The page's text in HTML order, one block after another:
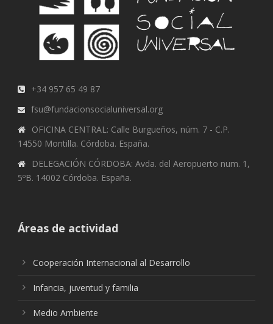
+34 957 65 49 87
fsu@fundacionsocialuniversal.org
OFICINA CENTRAL: Calle Burgueños, núm. 7 - C.P.
14550 Montilla. Córdoba. España.
DELEGACIÓN CÓRDOBA: Avda. del Aeropuerto num. 1,
5ºB. 14002 Córdoba. España.
Áreas de actividad
Cooperación Internacional al Desarrollo
Infancia, juventud y familia
Medio Ambiente